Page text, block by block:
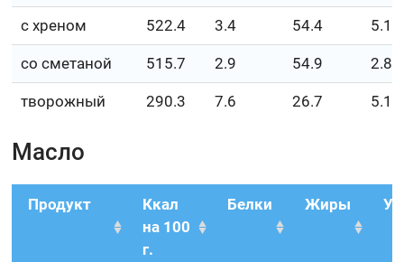
с хреном 522.4 3.4 54.4 5.1
со сметаной 515.7 2.9 54.9 2.8
творожный 290.3 7.6 26.7 5.1
Масло
Продукт
Ккал
на 100
г.
Белки Жиры